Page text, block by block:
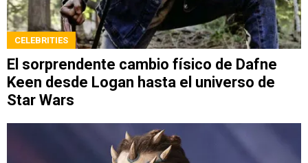
CELEBRITIES
El sorprendente cambio físico de Dafne
Keen desde Logan hasta el universo de
Star Wars